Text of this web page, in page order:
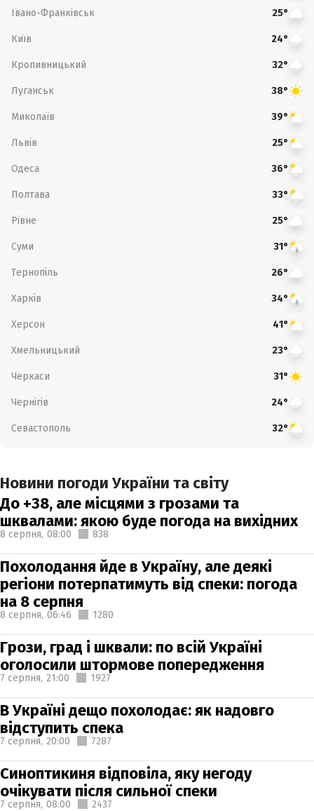
Івано-Франківськ 25°
Київ 24°
Кропивницький 32°
Луганськ 38°
Миколаїв 39°
Львів 25°
Одеса 36°
Полтава 33°
Рівне 25°
Суми 31°
Тернопіль 26°
Харків 34°
Херсон 41°
Хмельницький 23°
Черкаси 31°
Чернігів 24°
Севастополь 32°
Новини погоди України та світу
До +38, але місцями з грозами та
шквалами: якою буде погода на вихідних
8 серпня, 08:00 838
Похолодання йде в Україну, але деякі
регіони потерпатимуть від спеки: погода
на 8 серпня
8 серпня, 06:46 1280
Грози, град і шквали: по всій Україні
оголосили штормове попередження
7 серпня, 21:00 1927
В Україні дещо похолодає: як надовго
відступить спека
7 серпня, 20:00 7287
Синоптикиня відповіла, яку негоду
очікувати після сильної спеки
7 серпня, 08:00 2437